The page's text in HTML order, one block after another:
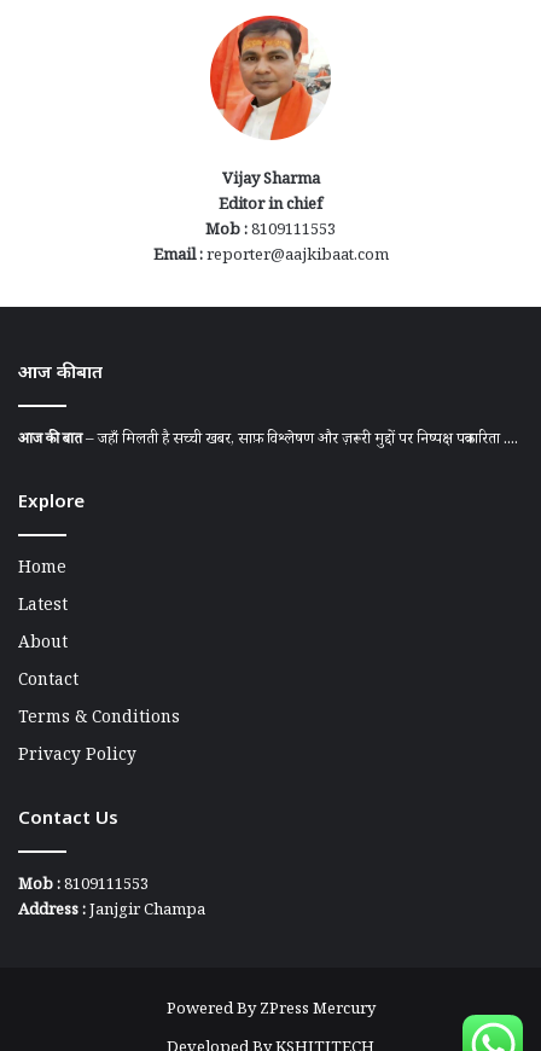
Vijay Sharma
Editor in chief
Mob :8109111553
Email :reporter@aajkibaat.com
आज की बात
आज की बात– जहाँ मिलती है सच्ची खबर, साफ़ विश्लेषण और ज़रूरी मुद्दों पर निष्पक्ष पत्रकारिता ....
Explore
Home
Latest
About
Contact
Terms & Conditions
Privacy Policy
Contact Us
Mob :8109111553
Address :Janjgir Champa
Powered ByZPress Mercury